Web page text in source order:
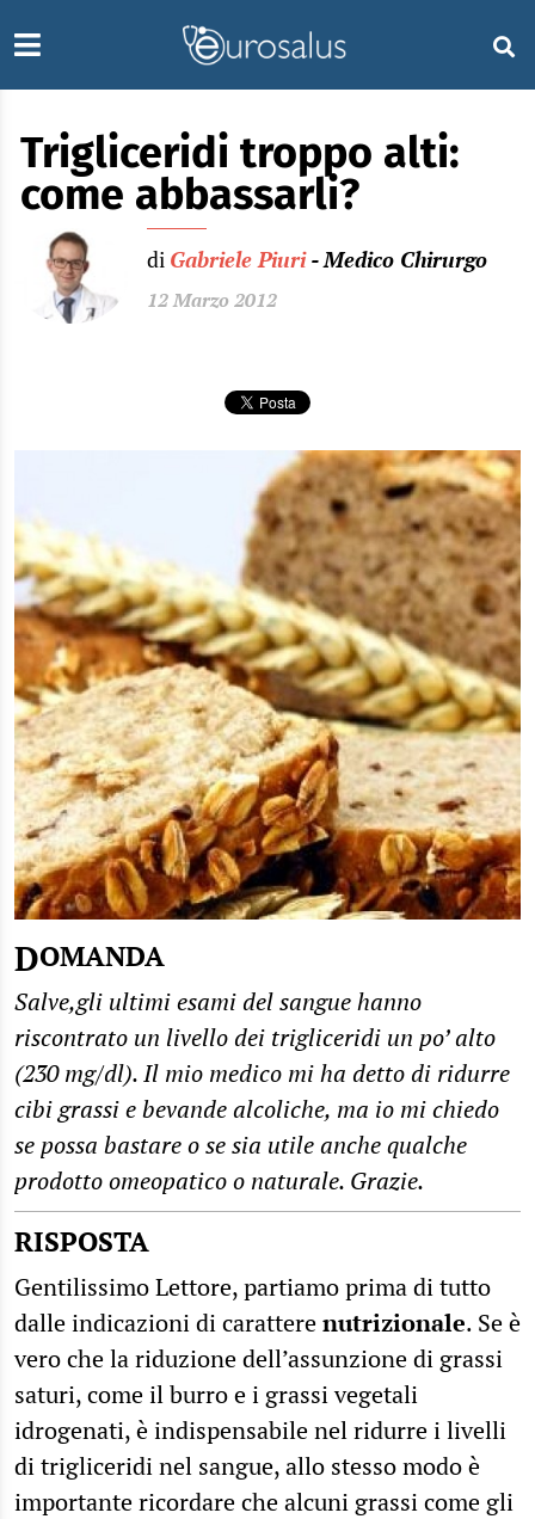
Trigliceridi troppo alti:
come abbassarli?
di Gabriele Piuri - Medico Chirurgo
12 Marzo 2012
DOMANDA
Salve,gli ultimi esami del sangue hanno
riscontrato un livello dei trigliceridi un po’ alto
(230 mg/dl). Il mio medico mi ha detto di ridurre
cibi grassi e bevande alcoliche, ma io mi chiedo
se possa bastare o se sia utile anche qualche
prodotto omeopatico o naturale. Grazie.
RISPOSTA
Gentilissimo Lettore, partiamo prima di tutto
dalle indicazioni di caratterenutrizionale. Se è
vero che la riduzione dell’assunzione di grassi
saturi, come il burro e i grassi vegetali
idrogenati, è indispensabile nel ridurre i livelli
di trigliceridi nel sangue, allo stesso modo è
importante ricordare che alcuni grassi come gli